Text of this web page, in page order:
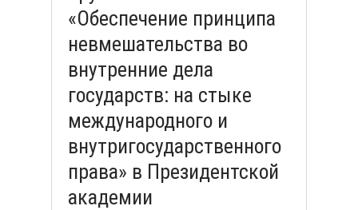
«Обеспечение принципа
невмешательства во
внутренние дела
государств: на стыке
международного и
внутригосударственного
права» в Президентской
академии